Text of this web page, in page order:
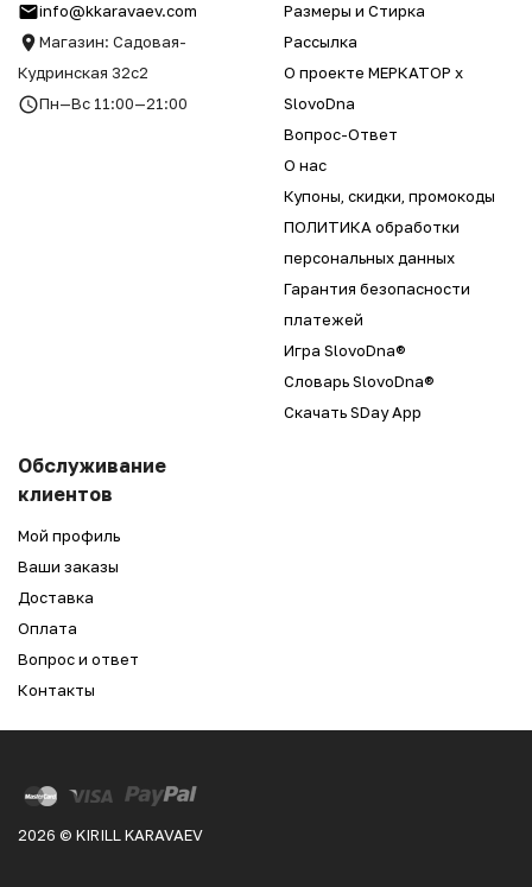
info@kkaravaev.com
Магазин: Садовая-
Кудринская 32с2
Пн—Вс 11:00—21:00
Размеры и Стирка
Рассылка
О проекте МЕРКАТОР x
SlovoDna
Вопрос-Ответ
О нас
Купоны, скидки, промокоды
ПОЛИТИКА обработки
персональных данных
Гарантия безопасности
платежей
Игра SlovoDna®
Словарь SlovoDna®
Скачать SDay App
Обслуживание
клиентов
Мой профиль
Ваши заказы
Доставка
Оплата
Вопрос и ответ
Контакты
2026 © KIRILL KARAVAEV